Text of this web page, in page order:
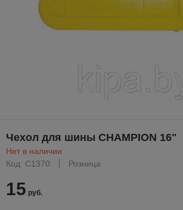
Чехол для шины CHAMPION 16"
Нет в наличии
Код: C1370
Розница
15 руб.